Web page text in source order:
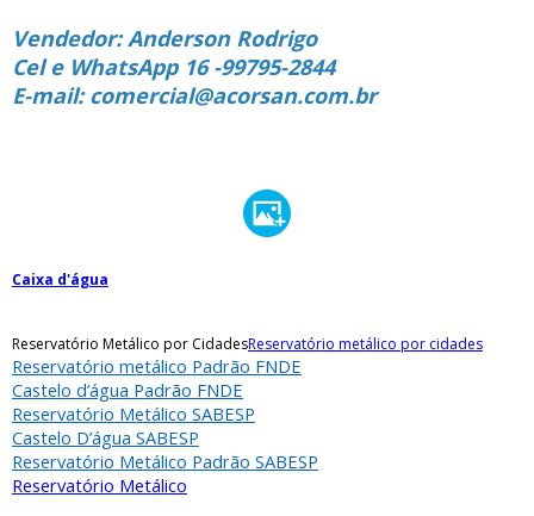
Vendedor: Anderson Rodrigo
Cel e WhatsApp 16 -99795-2844
E-mail: comercial@acorsan.com.br
Caixa d'água
Reservatório Metálico por CidadesReservatório metálico por cidades
Reservatório metálico Padrão FNDE
Castelo d’água Padrão FNDE
Reservatório Metálico SABESP
Castelo D’água SABESP
Reservatório Metálico Padrão SABESP
Reservatório Metálico